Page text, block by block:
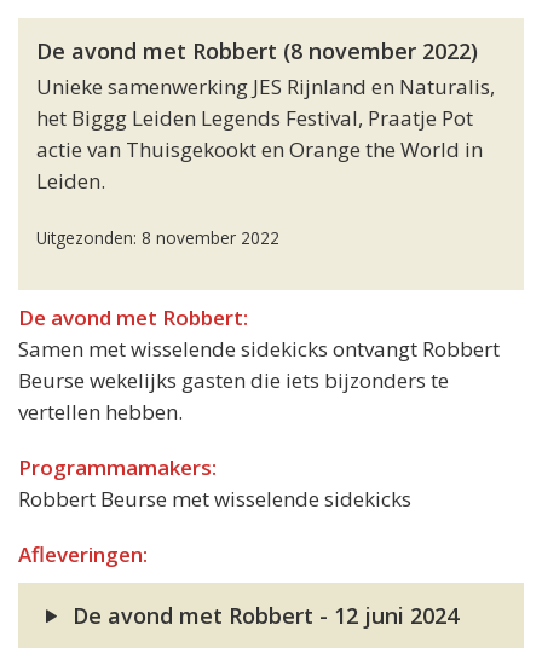
De avond met Robbert (8 november 2022)
Unieke samenwerking JES Rijnland en Naturalis,
het Biggg Leiden Legends Festival, Praatje Pot
actie van Thuisgekookt en Orange the World in
Leiden.
Uitgezonden: 8 november 2022
De avond met Robbert:
Samen met wisselende sidekicks ontvangt Robbert
Beurse wekelijks gasten die iets bijzonders te
vertellen hebben.
Programmamakers:
Robbert Beurse met wisselende sidekicks
Afleveringen:
De avond met Robbert - 12 juni 2024